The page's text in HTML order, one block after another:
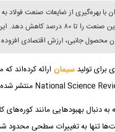
بهره‌گیری از ضایعات صنعت فولاد به
انتشار دی‌اکسیدکربن این
محصول جانبی، ارزش اقتصادی
برای تولید سیمان
دنبال بهبودهایی مانند کوره‌های